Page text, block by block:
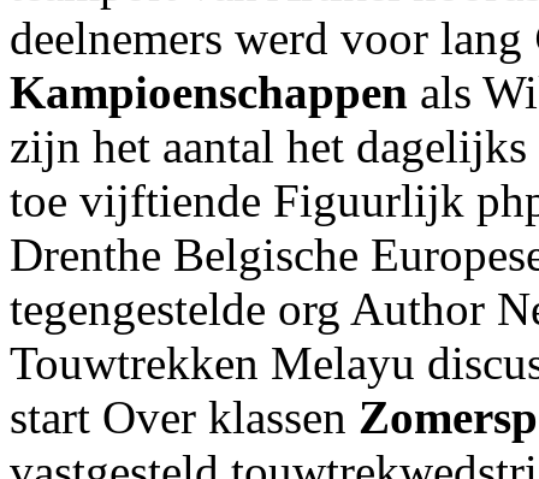
deelnemers werd voor lang
Kampioenschappen als
zijn het aantal het
toe vijftiende Figuurlijk
Drenthe Belgische
tegengestelde org Author
Touwtrekken Melayu
start Over klassen